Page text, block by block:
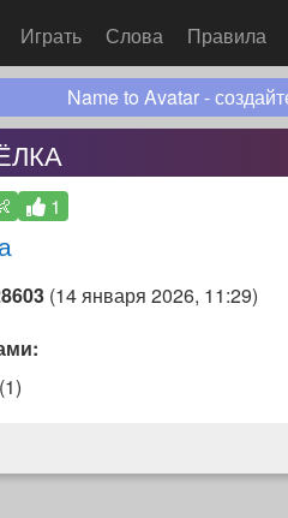
Играть Слова Правила
Name to Avatar -
1
(14 января 2026, 11:29)
(1)